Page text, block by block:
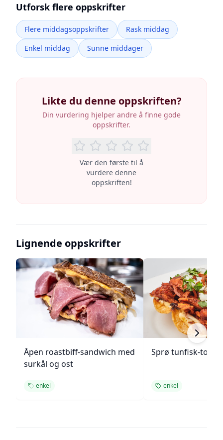
Utforsk flere oppskrifter
Flere middagsoppskrifter
Rask middag
Enkel middag
Sunne middager
Likte du denne oppskriften?
Din vurdering hjelper andre å finne gode
oppskrifter.
Vær den første til å
vurdere denne
oppskriften!
Lignende oppskrifter
Åpen roastbiff-sandwich med
surkål og ost
enkel
Sprø tunfisk-
enkel